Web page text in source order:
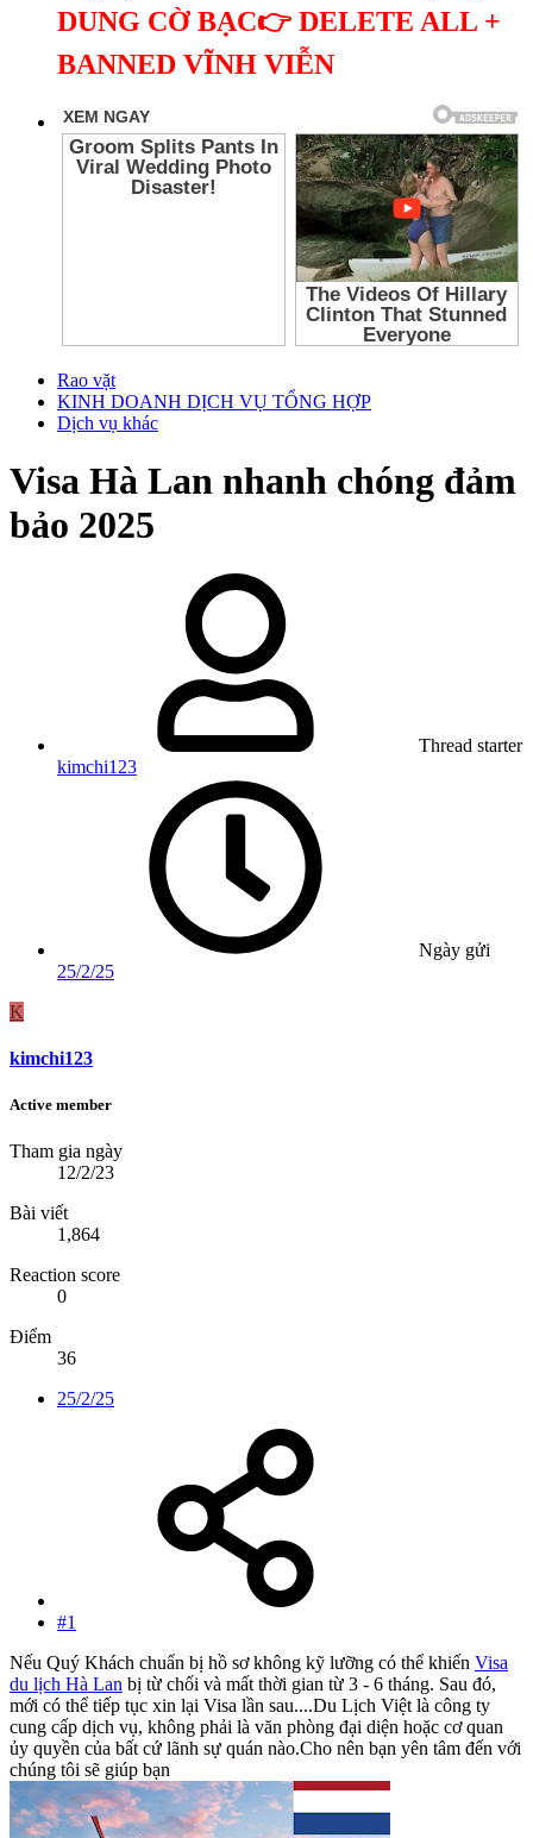
DUNG CỜ BẠC👉 DELETE ALL +
BANNED VĨNH VIỄN
Rao vặt
KINH DOANH DỊCH VỤ TỔNG HỢP
Dịch vụ khác
Visa Hà Lan nhanh chóng đảm
bảo 2025
Thread starter
kimchi123
Ngày gửi
25/2/25
K
kimchi123
Active member
Tham gia ngày
12/2/23
Bài viết
1,864
Reaction score
0
Điểm
36
25/2/25
#1
Nếu Quý Khách chuẩn bị hồ sơ không kỹ lưỡng có thể khiến Visa
du lịch Hà Lan bị từ chối và mất thời gian từ 3 - 6 tháng. Sau đó,
mới có thể tiếp tục xin lại Visa lần sau....Du Lịch Việt là công ty
cung cấp dịch vụ, không phải là văn phòng đại diện hoặc cơ quan
ủy quyền của bất cứ lãnh sự quán nào.Cho nên bạn yên tâm đến với
chúng tôi sẽ giúp bạn